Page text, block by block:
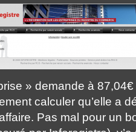
» demande à
calculer qu’elle a
Pas mal pour un